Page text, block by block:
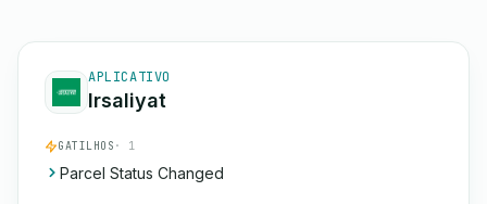
APLICATIVO
Irsaliyat
GATILHOS · 1
Parcel Status Changed